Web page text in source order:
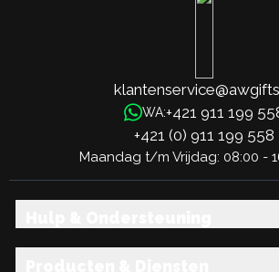
WA:+421 911 199
+421 (0) 911 199 558
Maandag t/m Vrijdag: 08:00 -